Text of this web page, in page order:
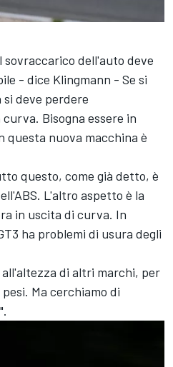
dell'auto deve
- dice Klingmann - Se si
deve perdere
Bisogna essere in
questa nuova macchina è
questo, come già detto, è
L'altro aspetto è la
in uscita di curva. In
ha problemi di usura degli
di altri marchi, per
Ma cerchiamo di